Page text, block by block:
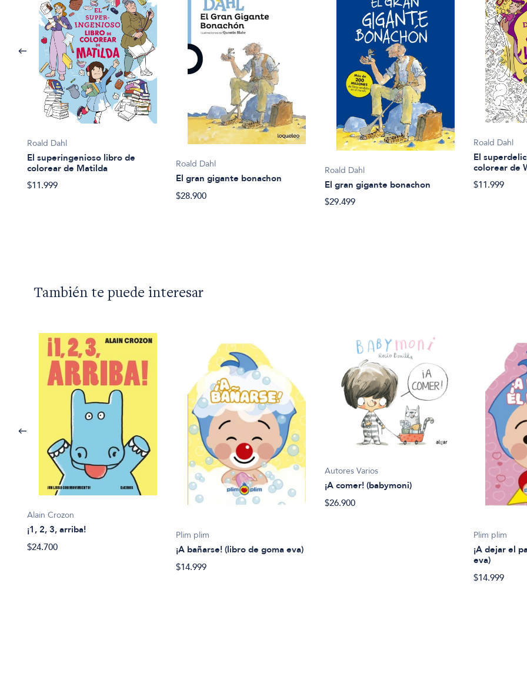
Roald Dahl
El superingenioso libro de
colorear de Matilda
$11.999
Roald Dahl
El gran gigante bonachon
$28.900
Roald Dahl
El gran gigante bonachon
$29.499
Roald Dahl
El
colorear de
$11.999
También te puede interesar
Alain Crozon
¡1, 2, 3, arriba!
$24.700
Plim plim
¡A bañarse! (libro de goma eva)
$14.999
Autores Varios
¡A comer! (babymoni)
$26.900
Plim plim
¡A dejar el
eva)
$14.999